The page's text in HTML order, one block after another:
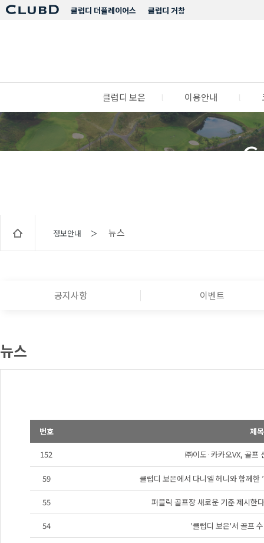
클럽디 거창
클럽디 더플레이어스
클럽디 보은 이용안내
정보안내 ＞ 뉴스
공지사항 이벤트
뉴스
번호 제목
152 ㈜이도·카카오VX, 골프
59 클럽디 보은에서 다니엘 헤니와 함께한
55 퍼블릭 골프장 새로운 기준 제시한
54 '클럽디 보은'서 골프